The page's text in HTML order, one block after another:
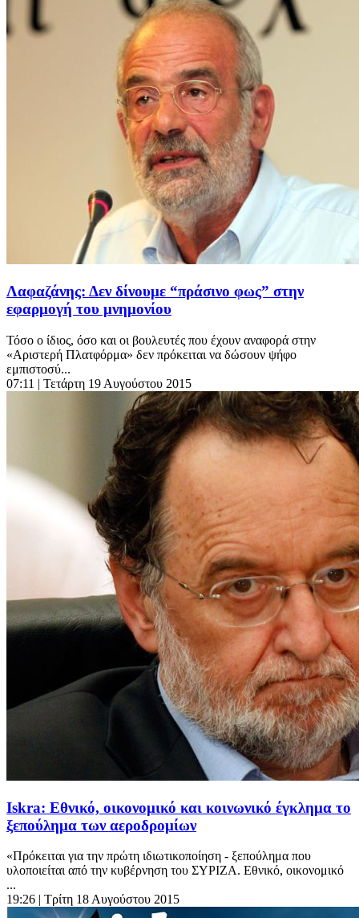
Λαφαζάνης: Δεν δίνουμε “πράσινο φως” στην
εφαρμογή του μνημονίου
Τόσο ο ίδιος, όσο και οι βουλευτές που έχουν αναφορά στην
«Αριστερή Πλατφόρμα» δεν πρόκειται να δώσουν ψήφο
εμπιστοσύ...
07:11 | Τετάρτη 19 Αυγούστου 2015
Iskra: Εθνικό, οικονομικό και κοινωνικό έγκλημα το
ξεπούλημα των αεροδρομίων
«Πρόκειται για την πρώτη ιδιωτικοποίηση - ξεπούλημα που
υλοποιείται από την κυβέρνηση του ΣYPIZA. Εθνικό, οικονομικό
...
19:26 | Τρίτη 18 Αυγούστου 2015